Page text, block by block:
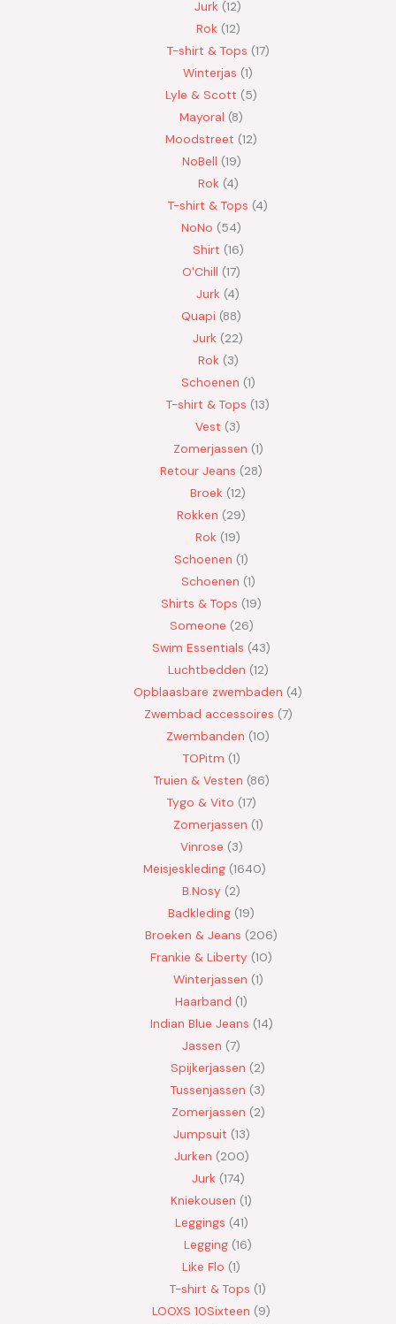
Jurk 12
Rok 12
T-shirt & Tops 17
Winterjas 1
Lyle & Scott
5
Mayoral 8
Moodstreet 12
NoBell 19
Rok 4
T-shirt & Tops 4
NoNo
54
Shirt 16
O'Chill 17
Jurk 4
Quapi 88
Jurk 22
Rok 3
Schoenen 1
T-shirt & Tops 13
Vest
3
Zomerjassen 1
Retour Jeans
28
Broek 12
Rokken
29
Rok 19
Schoenen 1
Schoenen 1
Shirts & Tops 19
Someone 26
Swim Essentials 43
Luchtbedden 12
Opblaasbare zwembaden 4
Zwembad accessoires 7
Zwembanden 10
TOPitm 1
Truien & Vesten 86
Tygo & Vito 17
Zomerjassen 1
Vinrose 3
Meisjeskleding 1640
B.Nosy
2
Badkleding 19
Broeken & Jeans
206
Frankie & Liberty 10
Winterjassen 1
Haarband 1
Indian Blue Jeans 14
Jassen 7
Spijkerjassen
2
Tussenjassen
3
Zomerjassen 2
Jumpsuit 13
Jurken 200
Jurk 174
Kniekousen 1
Leggings 41
Legging 16
Like Flo 1
T-shirt & Tops 1
LOOXS 10Sixteen
9